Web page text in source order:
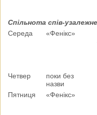
Спільнота спів-
Cереда
«Фенікс»
Четвер
поки без
назви
Пятниця «Фенікс»